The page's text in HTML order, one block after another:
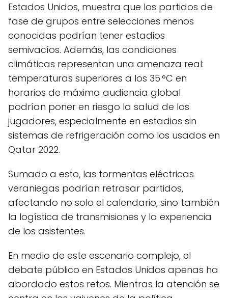
Estados Unidos, muestra que los partidos de
fase de grupos entre selecciones menos
conocidas podrían tener estadios
semivacíos. Además, las condiciones
climáticas representan una amenaza real:
temperaturas superiores a los 35 °C en
horarios de máxima audiencia global
podrían poner en riesgo la salud de los
jugadores, especialmente en estadios sin
sistemas de refrigeración como los usados en
Qatar 2022.
Sumado a esto, las tormentas eléctricas
veraniegas podrían retrasar partidos,
afectando no solo el calendario, sino también
la logística de transmisiones y la experiencia
de los asistentes.
En medio de este escenario complejo, el
debate público en Estados Unidos apenas ha
abordado estos retos. Mientras la atención se